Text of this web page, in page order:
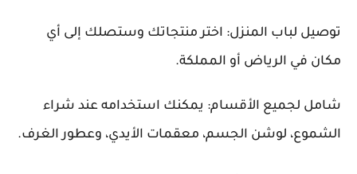
توصيل لباب المنزل: اختر منتجاتك وستصلك إلى أي
مكان في الرياض أو المملكة.
شامل لجميع الأقسام: يمكنك استخدامه عند شراء
الشموع، لوشن الجسم، معقمات الأيدي، وعطور الغرف.